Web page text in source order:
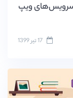
سرویس‌های ویپ
17 تیر 1399